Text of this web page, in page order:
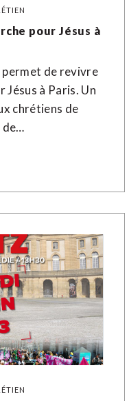
pour Jésus à
permet de revivre
Jésus à Paris. Un
chrétiens de
de…